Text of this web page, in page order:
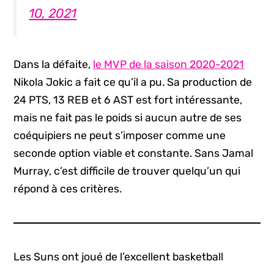
10, 2021
Dans la défaite, le MVP de la saison 2020-2021
Nikola Jokic a fait ce qu’il a pu. Sa production de
24 PTS, 13 REB et 6 AST est fort intéressante,
mais ne fait pas le poids si aucun autre de ses
coéquipiers ne peut s’imposer comme une
seconde option viable et constante. Sans Jamal
Murray, c’est difficile de trouver quelqu’un qui
répond à ces critères.
Les Suns ont joué de l’excellent basketball